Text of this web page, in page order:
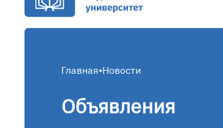
Главная•Новости
Объявления